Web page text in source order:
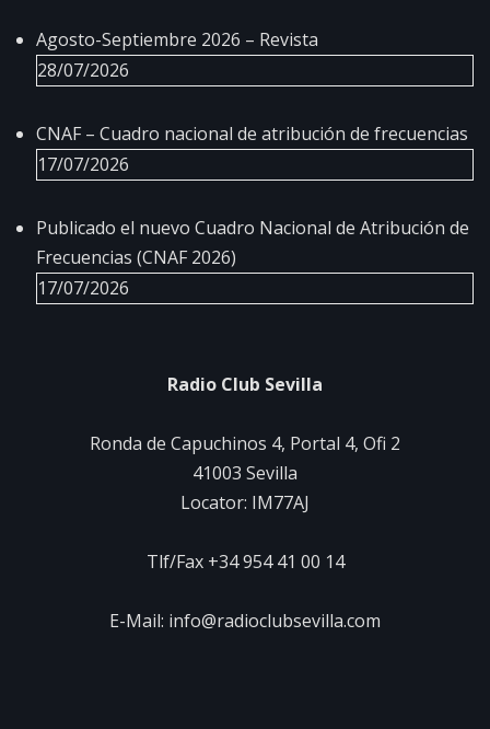
Agosto-Septiembre 2026 – Revista
28/07/2026
CNAF – Cuadro nacional de atribución de frecuencias
17/07/2026
Publicado el nuevo Cuadro Nacional de Atribución de
Frecuencias (CNAF 2026)
17/07/2026
Radio Club Sevilla
Ronda de Capuchinos 4, Portal 4, Ofi 2
41003 Sevilla
Locator: IM77AJ
Tlf/Fax +34 954 41 00 14
E-Mail: info@radioclubsevilla.com